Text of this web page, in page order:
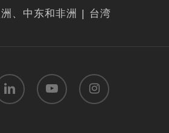
、中东和非洲 | 台湾
youtube instagram